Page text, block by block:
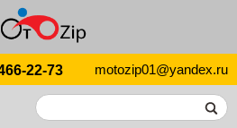
22-73 motozip01@yandex.ru